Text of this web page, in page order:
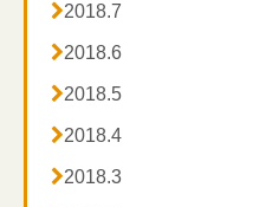
2018.7
2018.6
2018.5
2018.4
2018.3